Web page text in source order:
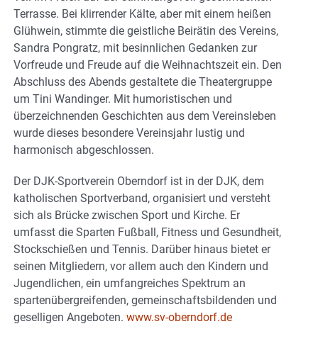
Terrasse. Bei klirrender Kälte, aber mit einem heißen
Glühwein, stimmte die geistliche Beirätin des Vereins,
Sandra Pongratz, mit besinnlichen Gedanken zur
Vorfreude und Freude auf die Weihnachtszeit ein. Den
Abschluss des Abends gestaltete die Theatergruppe
um Tini Wandinger. Mit humoristischen und
überzeichnenden Geschichten aus dem Vereinsleben
wurde dieses besondere Vereinsjahr lustig und
harmonisch abgeschlossen.
Der DJK-Sportverein Oberndorf ist in der DJK, dem
katholischen Sportverband, organisiert und versteht
sich als Brücke zwischen Sport und Kirche. Er
umfasst die Sparten Fußball, Fitness und Gesundheit,
Stockschießen und Tennis. Darüber hinaus bietet er
seinen Mitgliedern, vor allem auch den Kindern und
Jugendlichen, ein umfangreiches Spektrum an
spartenübergreifenden, gemeinschaftsbildenden und
geselligen Angeboten. www.sv-oberndorf.de